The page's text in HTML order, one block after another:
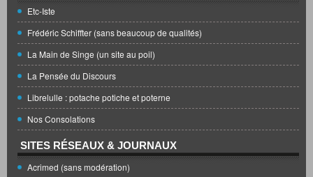
Etc-Iste
Frédéric Schiffter (sans beaucoup de qualités)
La Main de Singe (un site au poil)
La Pensée du Discours
Librelulle : potache potiche et poterne
Nos Consolations
SITES RÉSEAUX & JOURNAUX
Acrimed (sans modération)